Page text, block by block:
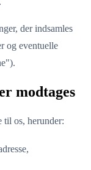
der indsamles
og eventuelle
modtages
til os, herunder: